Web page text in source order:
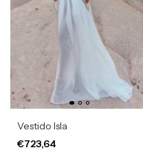
Vestido Isla
€723,64